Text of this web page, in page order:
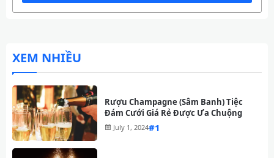
XEM NHIỀU
Rượu Champagne (Sâm Banh) Tiệc
Đám Cưới Giá Rẻ Được Ưa Chuộng
July 1, 2024#